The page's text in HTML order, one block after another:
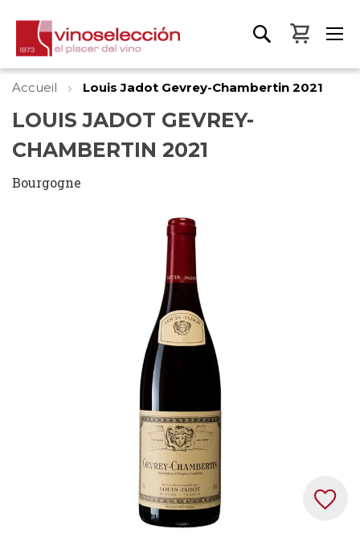
Mon
Accueil Louis Jadot Gevrey-Chambertin 2021
LOUIS JADOT GEVREY-
CHAMBERTIN 2021
Bourgogne